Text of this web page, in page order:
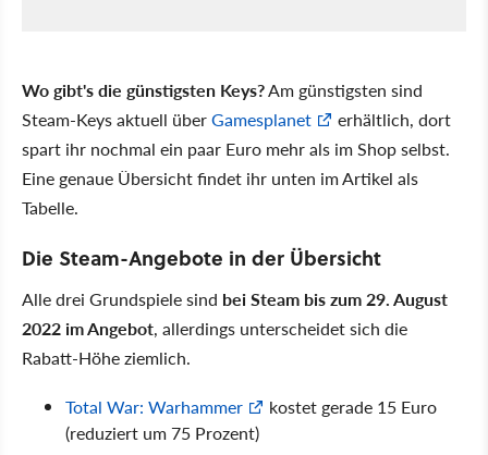
Wo gibt's die günstigsten Keys?Am günstigsten sind
Steam-Keys aktuell überGamesplanet
erhältlich, dort
spart ihr nochmal ein paar Euro mehr als im Shop selbst.
Eine genaue Übersicht findet ihr unten im Artikel als
Tabelle.
Die Steam-Angebote in der Übersicht
Alle drei Grundspiele sind bei Steam bis zum 29. August
2022 im Angebot, allerdings unterscheidet sich die
Rabatt-Höhe ziemlich.
Total War: Warhammer
kostet gerade 15 Euro
(reduziert um 75 Prozent)